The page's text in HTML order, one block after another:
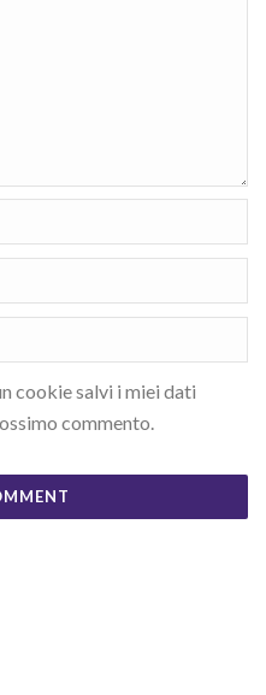
cookie salvi i miei dati
commento.